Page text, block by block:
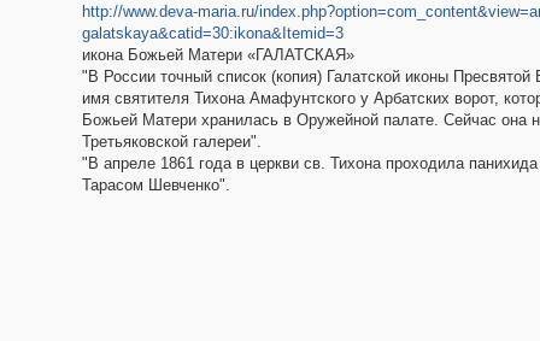
http://www.deva-maria.ru/
galatskaya&catid=30:ikona&Itemid=3
икона Божьей Матери «ГАЛАТСКАЯ»
"В России точный список (копия) Галатской иконы
имя святителя Тихона Амафунтского у Арбатских ворот,
Божьей Матери хранилась в Оружейной палате. Сейчас она
Третьяковской галереи".
"В апреле 1861 года в церкви св. Тихона проходила
Тарасом Шевченко".